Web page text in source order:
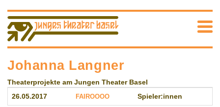
Johanna Langner
Theaterprojekte am Jungen Theater Basel
26.05.2017 FAIROOOO Spieler:innen